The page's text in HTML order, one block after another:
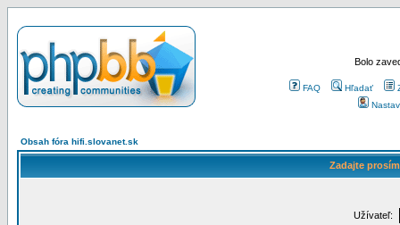
Bolo
FAQ Hľadať
Obsah fóra hifi.slovanet.sk
Zadajte
Užívateľ: